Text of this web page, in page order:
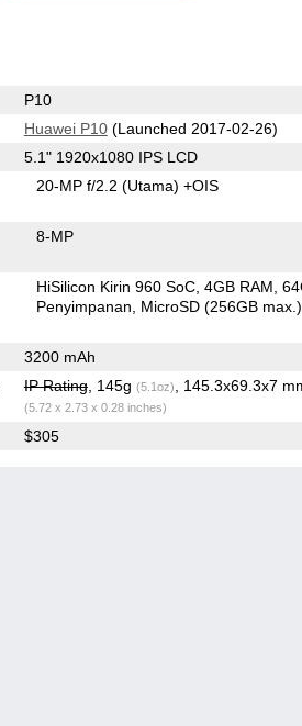
P10
Huawei P10(Launched 2017-02-26)
5.1" 1920x1080 IPS LCD
20-MP f/2.2(Utama) +OIS
8-MP
HiSilicon Kirin 960 SoC 4GB RAM
Penyimpanan
MicroSD (256GB max.)
3200 mAh
IP Rating, 145g (5.1oz) , 145.3x69.3x7
(5.72 x 2.73 x 0.28 inches)
$305